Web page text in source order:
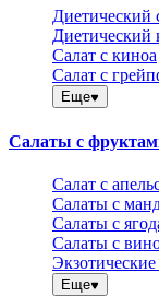
Диетический
Диетический
Салат с киноа
Салат с
Еще
Салаты с
Салат с
Салаты с
Салаты с
Салаты с
Еще